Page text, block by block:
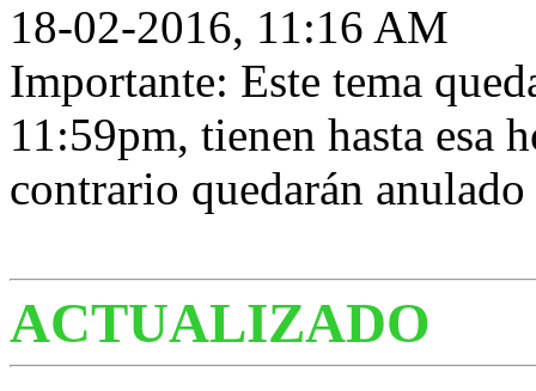
18-02-2016, 11:16 AM
Importante: Este tema
11:59pm, tienen hasta esa
contrario quedarán
ACTUALIZADO